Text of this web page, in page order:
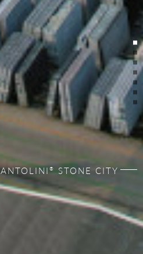
ANTOLINI ® STONE CITY